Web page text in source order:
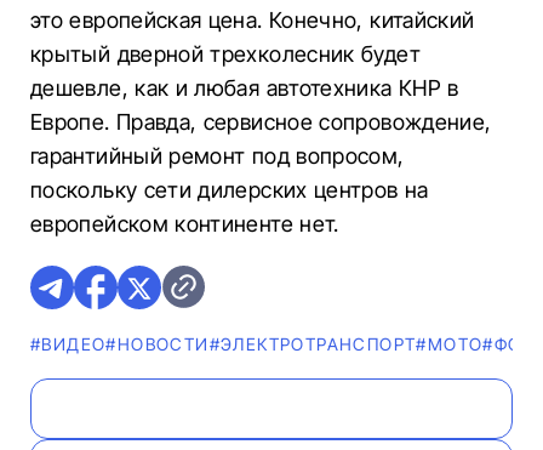
это европейская цена. Конечно, китайский
крытый дверной трехколесник будет
дешевле, как и любая автотехника КНР в
Европе. Правда, сервисное сопровождение,
гарантийный ремонт под вопросом,
поскольку сети дилерских центров на
европейском континенте нет.
#ВИДЕО#НОВОСТИ#ЭЛЕКТРОТРАНСПОРТ#МОТО